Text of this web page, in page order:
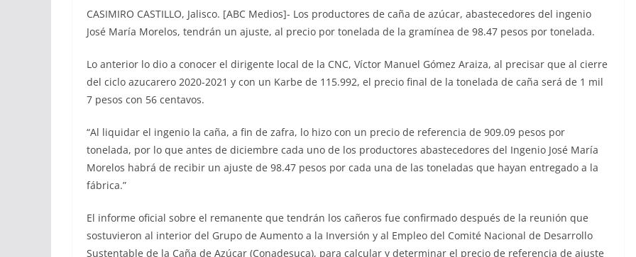
CASIMIRO CASTILLO, Jalisco. [ABC Medios]- Los productores de caña de azúcar, abastecedores del ingenio
José María Morelos, tendrán un ajuste, al precio por tonelada de la gramínea de 98.47 pesos por tonelada.
Lo anterior lo dio a conocer el dirigente local de la CNC, Víctor Manuel Gómez Araiza, al precisar que al cierre
del ciclo azucarero 2020-2021 y con un Karbe de 115.992, el precio final de la tonelada de caña será de 1 mil
7 pesos con 56 centavos.
“Al liquidar el ingenio la caña, a fin de zafra, lo hizo con un precio de referencia de 909.09 pesos por
tonelada, por lo que antes de diciembre cada uno de los productores abastecedores del Ingenio José María
Morelos habrá de recibir un ajuste de 98.47 pesos por cada una de las toneladas que hayan entregado a la
fábrica.”
El informe oficial sobre el remanente que tendrán los cañeros fue confirmado después de la reunión que
sostuvieron al interior del Grupo de Aumento a la Inversión y al Empleo del Comité Nacional de Desarrollo
Sustentable de la Caña de Azúcar (Conadesuca), para calcular y determinar el precio de referencia de ajuste